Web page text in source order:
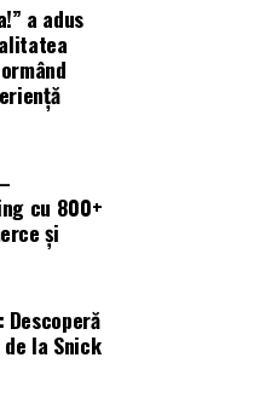
a adus
cu 800+
și
la Snick